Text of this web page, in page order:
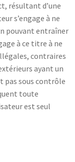
résultant d’une
s’engage à ne
pouvant entraîner
à ce titre à ne
contraires
ayant un
pas sous contrôle
toute
est seul